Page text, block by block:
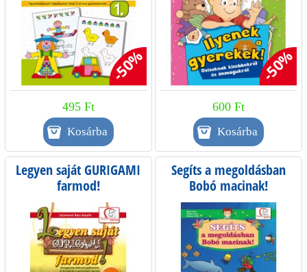
-50%
495 Ft
-50%
600 Ft
Legyen saját GURIGAMI
farmod!
Segíts a megoldásban
Bobó macinak!